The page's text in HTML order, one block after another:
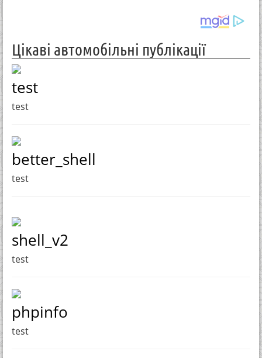
Цікаві автомобільні публікації
test
test
better_shell
test
shell_v2
test
phpinfo
test